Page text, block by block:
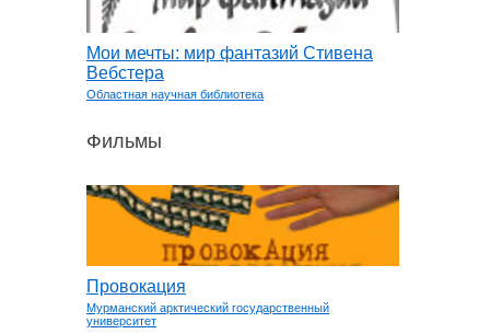
Мои мечты: мир фантазий Стивена
Вебстера
Областная научная библиотека
Фильмы
Провокация
Мурманский арктический государственный
университет